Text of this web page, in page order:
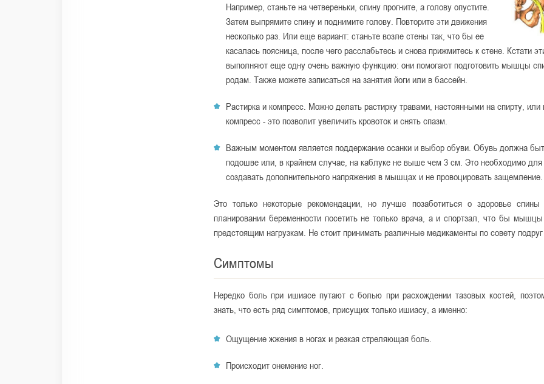
Например, станьте на четвереньки, спину прогните, а голову опустите.
Затем выпрямите спину и поднимите голову. Повторите эти движения
несколько раз. Или еще вариант: станьте возле стены так, что бы ее
касалась поясница, после чего расслабьтесь и снова прижмитесь к стене. Кстати
выполняют еще одну очень важную функцию: они помогают подготовить мышцы
родам. Также можете записаться на занятия йоги или в бассейн.
Растирка и компресс. Можно делать растирку травами, настоянными на спирту, или
компресс - это позволит увеличить кровоток и снять спазм.
Важным моментом является поддержание осанки и выбор обуви. Обувь должна
подошве или, в крайнем случае, на каблуке не выше чем 3 см. Это необходимо для
создавать дополнительного напряжения в мышцах и не провоцировать защемление.
Это только некоторые рекомендации, но лучше позаботиться о здоровье
планировании беременности посетить не только врача, а и спортзал, что бы
предстоящим нагрузкам. Не стоит принимать различные медикаменты по совету
Симптомы
Нередко боль при ишиасе путают с болью при расхождении тазовых костей,
знать, что есть ряд симптомов, присущих только ишиасу, а именно:
Ощущение жжения в ногах и резкая стреляющая боль.
Происходит онемение ног.